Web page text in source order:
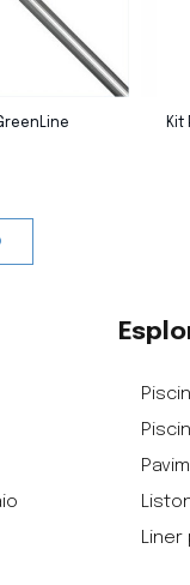
favorite_border
Kit
Liner